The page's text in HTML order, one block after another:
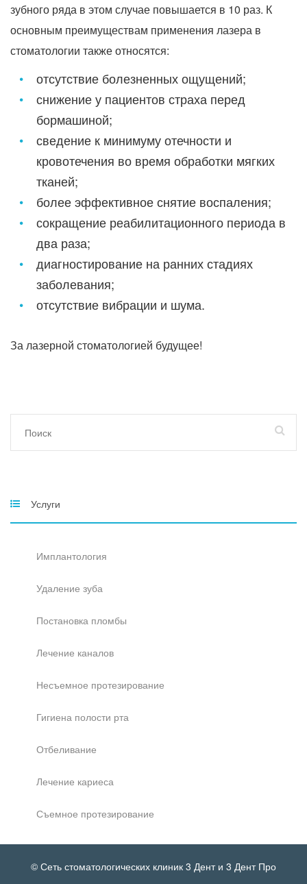
зубного ряда в этом случае повышается в 10 раз. К
основным преимуществам применения лазера в
стоматологии также относятся:
отсутствие болезненных ощущений;
снижение у пациентов страха перед
бормашиной;
сведение к минимуму отечности и
кровотечения во время обработки мягких
тканей;
более эффективное снятие воспаления;
сокращение реабилитационного периода в
два раза;
диагностирование на ранних стадиях
заболевания;
отсутствие вибрации и шума.
За лазерной стоматологией будущее!
Услуги
Имплантология
Удаление зуба
Постановка пломбы
Лечение каналов
Несъемное протезирование
Гигиена полости рта
Отбеливание
Лечение кариеса
Съемное протезирование
© Сеть стоматологических клиник 3 Дент и 3 Дент Про